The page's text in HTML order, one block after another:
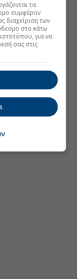
τα
συμφέρον
διαχείριση των
στο κάτω
για να
σας στις